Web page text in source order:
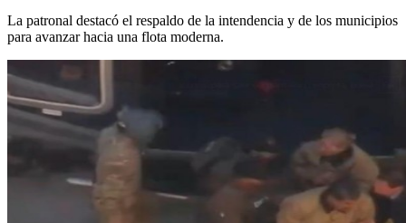
La patronal destacó el respaldo de la intendencia y de los municipios
para avanzar hacia una flota moderna.